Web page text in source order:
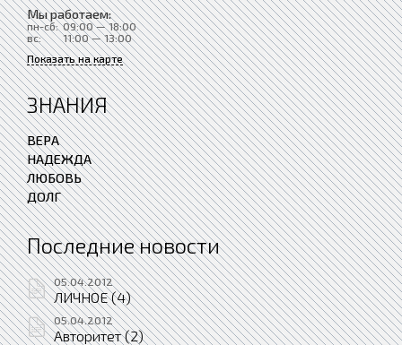
Мы работаем:
пн-сб: 09:00 — 18:00
вс:
11:00 — 13:00
Показать на карте
ЗНАНИЯ
ВЕРА
НАДЕЖДА
ЛЮБОВЬ
ДОЛГ
Последние новости
05.04.2012
ЛИЧНОЕ (4)
05.04.2012
Авторитет (2)